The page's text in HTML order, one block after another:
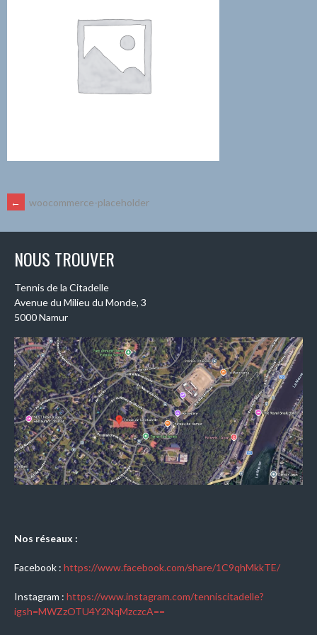
NAVIGATION
DES
ARTICLES
← woocommerce-placeholder
NOUS TROUVER
Tennis de la Citadelle
Avenue du Milieu du Monde, 3
5000 Namur
Nos réseaux :
Facebook : https://www.facebook.com/share/1C9qhMkkTE/
Instagram : https://www.instagram.com/tenniscitadelle?
igsh=MWZzOTU4Y2NqMzczcA==